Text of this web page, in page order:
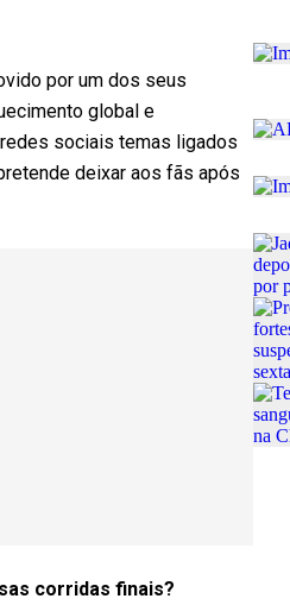
por um dos seus
global e
sociais temas ligados
deixar aos fãs após
corridas finais?